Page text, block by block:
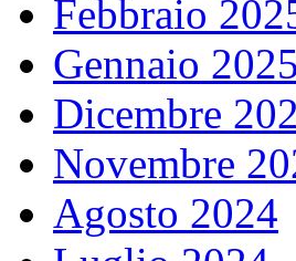
Febbraio
Gennaio 2025
Dicembre
Novembre
Agosto 2024